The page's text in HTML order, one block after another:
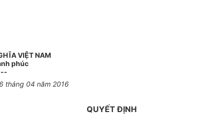
VIỆT NAM
phúc
tháng 04 năm 2016
QUYẾT ĐỊNH